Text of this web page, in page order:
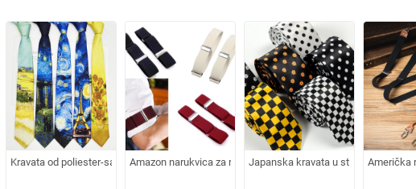
jednobojni žakard kravata, kvadratni šal, prekogranična vruća rasprodaja
imitacija svile tiskana kravata Van Gogh uljana slika serija kravata antikna američka
Kravata od poliester-saten s otiskom uljane slike, unisex, moderan stil, 8×145 cm
Amazon narukvica za ruku elastična traka za ruku europska i
Japanska kravata u stilu fakulteta,
Američka